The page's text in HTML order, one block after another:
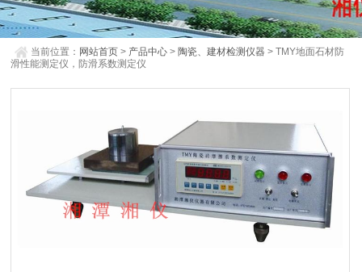
当前位置： 网站首页 > 产品中心 > 陶瓷、建材检测仪器 > TMY地面石材防
滑性能测定仪，防滑系数测定仪